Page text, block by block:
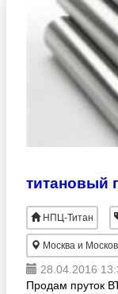
титановый
НПЦ-Титан
Москва и
28.04.2016
Продам пруток